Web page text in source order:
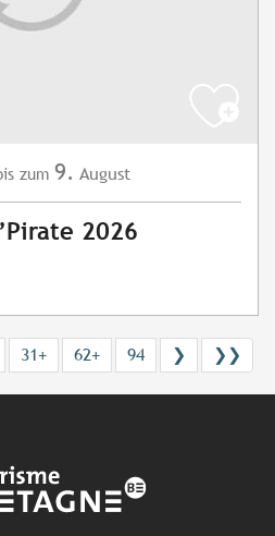
zum 9. August
2026
31+ 62+ 94 ❯ ❯❯